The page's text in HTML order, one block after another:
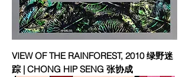
VIEW OF THE RAINFOREST, 2010 绿野迷
踪 | CHONG HIP SENG 张协成